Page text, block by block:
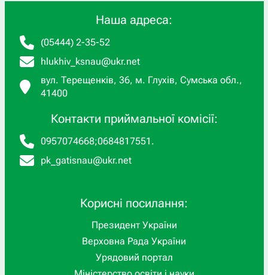
Наша адреса:
(05444) 2-35-52
hlukhiv_ksnau@ukr.net
вул. Терещенків, 36, м. Глухів, Сумська обл.,
41400
Контакти приймальної комісії:
0957074668;0684817551 .
pk_gatisnau@ukr.net
Корисні посилання:
Президент України
Верховна Рада України
Урядовий портал